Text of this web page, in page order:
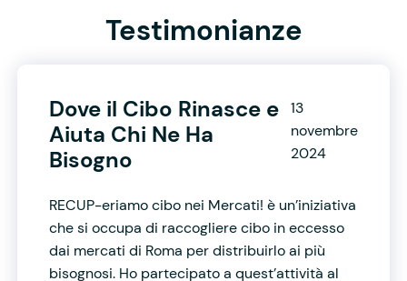
Testimonianze
Dove il Cibo Rinasce e
Aiuta Chi Ne Ha
Bisogno
13
novembre
2024
RECUP-eriamo cibo nei Mercati! è un’iniziativa
che si occupa di raccogliere cibo in eccesso
dai mercati di Roma per distribuirlo ai più
bisognosi. Ho partecipato a quest’attività al